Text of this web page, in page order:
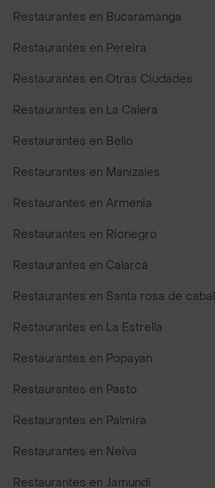
Restaurantes en Bucaramanga
Restaurantes en Pereira
Restaurantes en Otras Ciudades
Restaurantes en La Calera
Restaurantes en Bello
Restaurantes en Manizales
Restaurantes en Armenia
Restaurantes en Rionegro
Restaurantes en Calarcá
Restaurantes en Santa rosa de cabal
Restaurantes en La Estrella
Restaurantes en Popayan
Restaurantes en Pasto
Restaurantes en Palmira
Restaurantes en Neiva
Restaurantes en Jamundi